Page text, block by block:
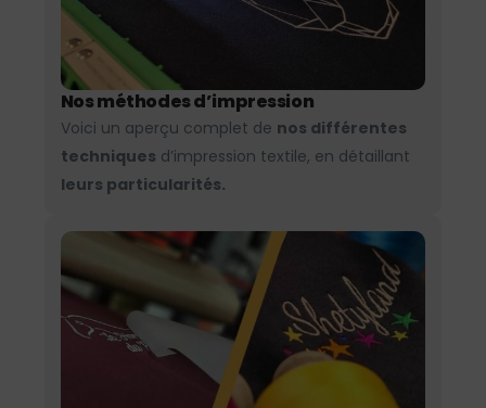
Nos méthodes d’impression
Voici un aperçu complet de nos différentes
techniques d’impression textile, en détaillant
leurs particularités.